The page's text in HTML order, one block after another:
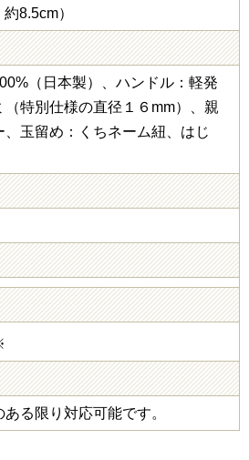
8.5cm）
（日本製）、ハンドル：軽発
特別仕様の直径１６mm）、親
玉留め：くちネーム紐、はじ
る限り対応可能です。